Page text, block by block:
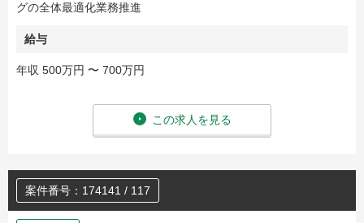
グの全体最適化業務推進
給与
年収 500万円 〜 700万円
この求人を見る
案件番号：174141 / 117